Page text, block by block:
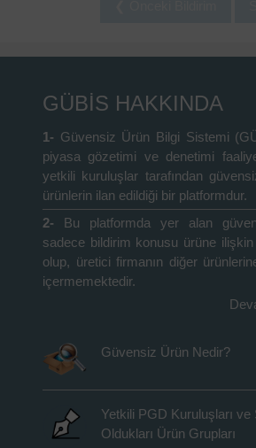
GÜBİS HAKKINDA
1- Güvensiz Ürün Bilgi Sistemi
piyasa gözetimi ve denetimi
yetkili kuruluşlar tarafından
ürünlerin ilan edildiği bir platformdur.
2-
Bu platformda yer alan
sadece bildirim konusu ürüne
olup, üretici firmanın diğer
içermemektedir.
Güvensiz Ürün Nedir?
Yetkili PGD Kuruluşları ve
Oldukları Ürün Grupları